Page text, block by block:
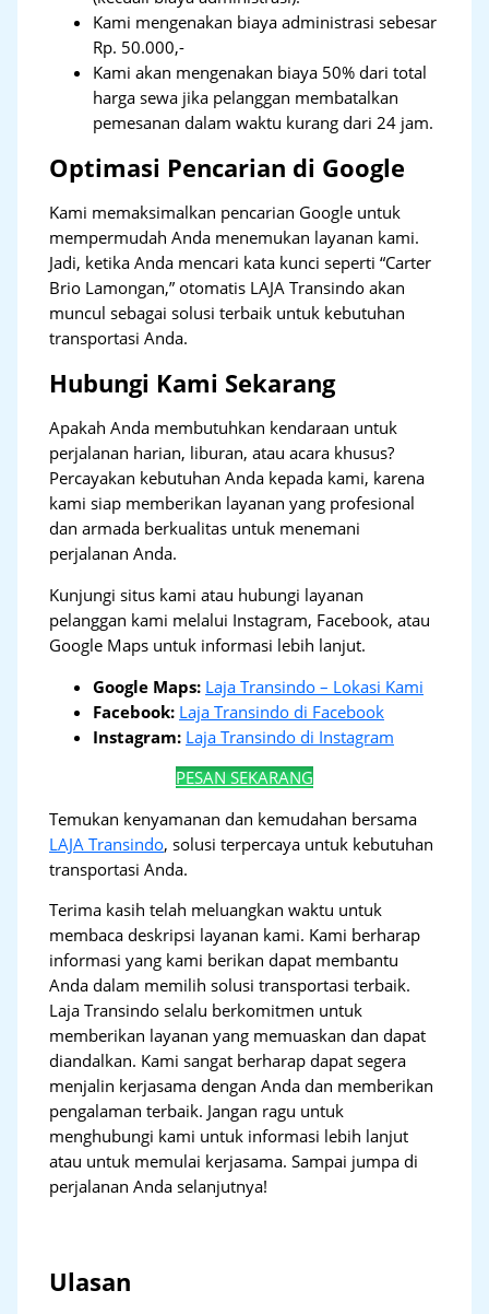
Kami mengenakan biaya administrasi sebesar
Rp. 50.000,-
Kami akan mengenakan biaya 50% dari total
harga sewa jika pelanggan membatalkan
pemesanan dalam waktu kurang dari 24 jam.
Optimasi Pencarian di Google
Kami memaksimalkan pencarian Google untuk
mempermudah Anda menemukan layanan kami.
Jadi, ketika Anda mencari kata kunci seperti “Carter
Brio Lamongan,” otomatis LAJA Transindo akan
muncul sebagai solusi terbaik untuk kebutuhan
transportasi Anda.
Hubungi Kami Sekarang
Apakah Anda membutuhkan kendaraan untuk
perjalanan harian, liburan, atau acara khusus?
Percayakan kebutuhan Anda kepada kami, karena
kami siap memberikan layanan yang profesional
dan armada berkualitas untuk menemani
perjalanan Anda.
Kunjungi situs kami atau hubungi layanan
pelanggan kami melalui Instagram, Facebook, atau
Google Maps untuk informasi lebih lanjut.
Google Maps: Laja Transindo – Lokasi Kami
Facebook: Laja Transindo di Facebook
Instagram: Laja Transindo di Instagram
PESAN SEKARANG
Temukan kenyamanan dan kemudahan bersama
LAJA Transindo, solusi terpercaya untuk kebutuhan
transportasi Anda.
Terima kasih telah meluangkan waktu untuk
membaca deskripsi layanan kami. Kami berharap
informasi yang kami berikan dapat membantu
Anda dalam memilih solusi transportasi terbaik.
Laja Transindo selalu berkomitmen untuk
memberikan layanan yang memuaskan dan dapat
diandalkan. Kami sangat berharap dapat segera
menjalin kerjasama dengan Anda dan memberikan
pengalaman terbaik. Jangan ragu untuk
menghubungi kami untuk informasi lebih lanjut
atau untuk memulai kerjasama. Sampai jumpa di
perjalanan Anda selanjutnya!
Ulasan